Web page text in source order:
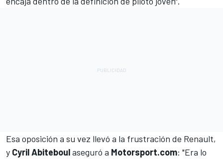
Esa oposición a su vez llevó a la frustración de Renault,
y Cyril Abiteboulaseguró a Motorsport.com: "Era lo